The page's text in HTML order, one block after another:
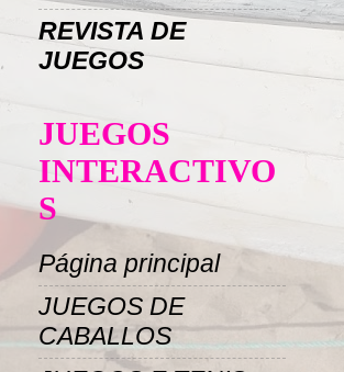
REVISTA DE
JUEGOS
JUEGOS
INTERACTIVO
S
Página principal
JUEGOS DE
CABALLOS